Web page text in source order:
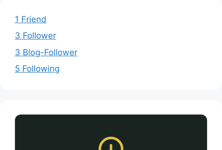
1 Friend
3 Follower
3 Blog-Follower
5 Following